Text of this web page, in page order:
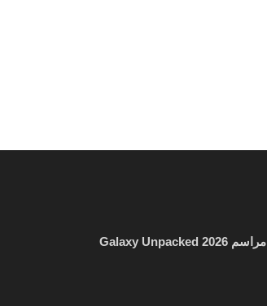
مراسم Galaxy Unpacked 2026